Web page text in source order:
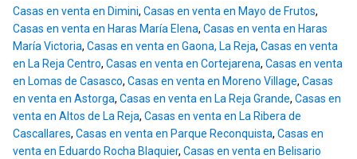
Casas en venta en Dimini, Casas en venta en Mayo de Frutos,
Casas en venta en Haras María Elena, Casas en venta en Haras
María Victoria, Casas en venta en Gaona, La Reja, Casas en venta
en La Reja Centro, Casas en venta en Cortejarena, Casas en venta
en Lomas de Casasco, Casas en venta en Moreno Village, Casas
en venta en Astorga, Casas en venta en La Reja Grande, Casas en
venta en Altos de La Reja, Casas en venta en La Ribera de
Cascallares, Casas en venta en Parque Reconquista, Casas en
venta en Eduardo Rocha Blaquier, Casas en venta en Belisario